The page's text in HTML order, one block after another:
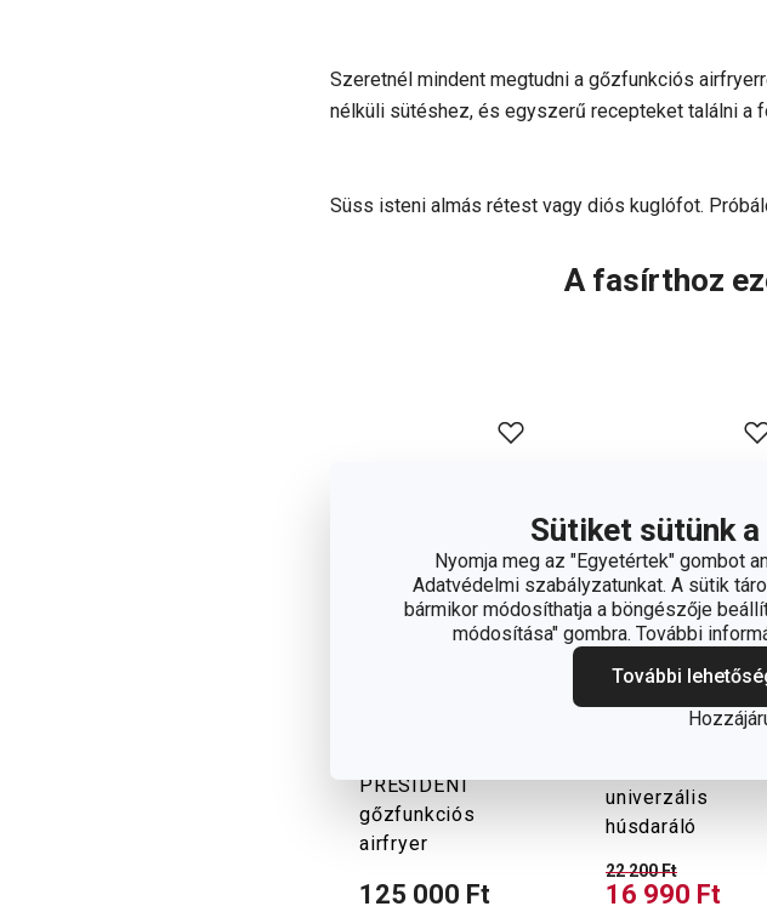
Sütiket sütünk
Nyomja meg az "Egyetértek" gombot
Adatvédelmi szabályzatunkat. A sütik
bármikor módosíthatja a böngészője
módosítása" gombra. További
További
Szeretnél mindent megtudni a gőzfunkciós
nélküli sütéshez, és egyszerű recepteket találni a
Süss isteni almás rétest vagy diós kuglófot.
A fasírthoz
PRESIDENT
gőzfunkciós
airfryer
125 000 Ft
univerzális
húsdaráló
22 200 Ft
16 990 Ft